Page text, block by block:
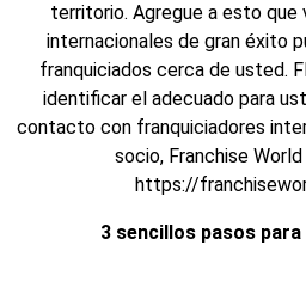
territorio. Agregue a esto que
internacionales de gran éxito
franquiciados cerca de usted.
identificar el adecuado para
contacto con franquiciadores
socio, Franchise
https://
3 sencillos pasos